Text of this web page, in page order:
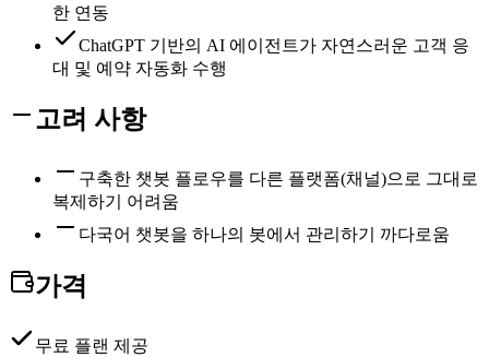
한 연동
ChatGPT 기반의 AI 에이전트가 자연스러운 고객 응
대 및 예약 자동화 수행
고려 사항
구축한 챗봇 플로우를 다른 플랫폼(채널)으로 그대로
복제하기 어려움
다국어 챗봇을 하나의 봇에서 관리하기 까다로움
가격
무료 플랜 제공